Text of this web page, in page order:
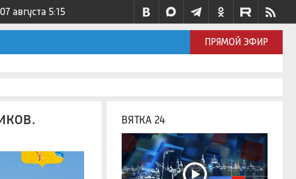
07 августа 5:15
ПРЯМОЙ ЭФИР
ВЯТКА 24